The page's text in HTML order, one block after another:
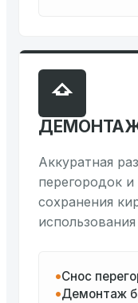
Аккуратная
перегородок
сохранения
Снос
Демонтаж